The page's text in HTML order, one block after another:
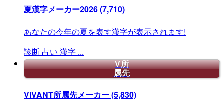
夏漢字メーカー2026(7,710)
あなたの今年の夏を表す漢字が表示されます!
診断 占い 漢字 ...
V所
属先
VIVANT所属先メーカー(5,830)